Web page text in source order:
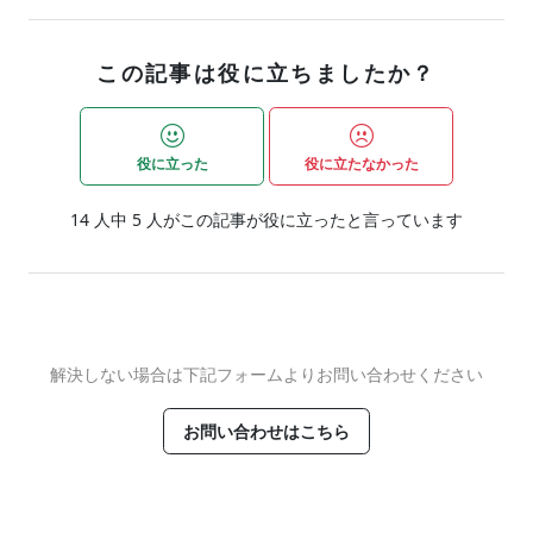
この記事は役に立ちましたか？
役に立った 役に立たなかった
14 人中 5 人がこの記事が役に立ったと言っています
解決しない場合は下記フォームよりお問い合わせください
お問い合わせはこちら